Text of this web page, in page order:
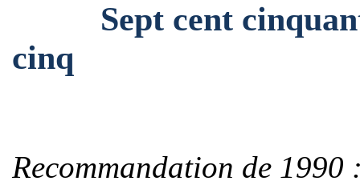
Sept cent
cinq
Recommandation de 1990